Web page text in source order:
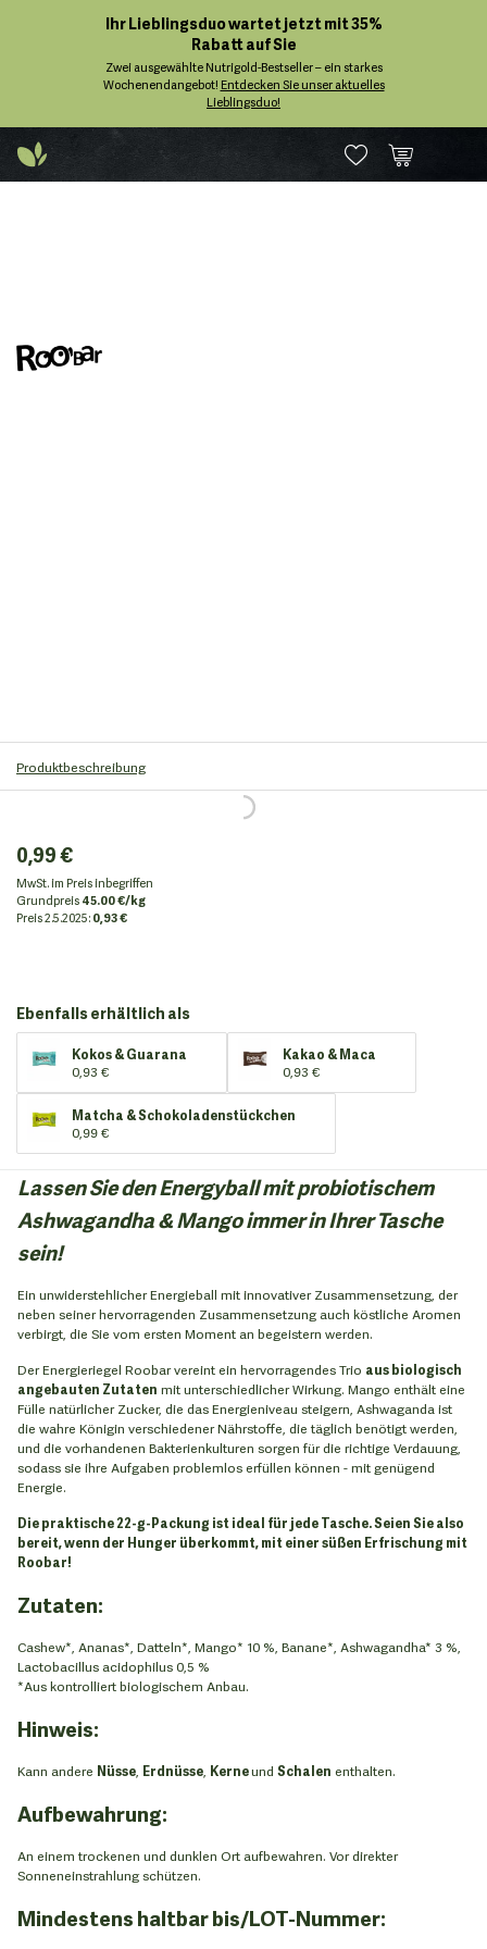
Ihr Lieblingsduo wartet jetzt mit 35%
Rabatt auf Sie
Zwei ausgewählte Nutrigold-Bestseller – ein starkes
Wochenendangebot! Entdecken Sie unser aktuelles
Lieblingsduo!
Produktbeschreibung
0,99 €
MwSt. im Preis inbegriffen
Grundpreis45.00 €/kg
Preis2.5.2025:0,93 €
Ebenfalls erhältlich als
Kokos & Guarana
0,93 €
Kakao & Maca
0,93 €
Matcha & Schokoladenstückchen
0,99 €
Lassen Sie den Energyball mit probiotischem
Ashwagandha & Mango immer in Ihrer Tasche
sein!
Ein unwiderstehlicher Energieball mit innovativer Zusammensetzung, der
neben seiner hervorragenden Zusammensetzung auch köstliche Aromen
verbirgt, die Sie vom ersten Moment an begeistern werden.
Der Energieriegel Roobar vereint ein hervorragendes Trio aus biologisch
angebauten Zutaten mit unterschiedlicher Wirkung. Mango enthält eine
Fülle natürlicher Zucker, die das Energieniveau steigern, Ashwaganda ist
die wahre Königin verschiedener Nährstoffe, die täglich benötigt werden,
und die vorhandenen Bakterienkulturen sorgen für die richtige Verdauung,
sodass sie ihre Aufgaben problemlos erfüllen können - mit genügend
Energie.
Die praktische 22-g-Packung ist ideal für jede Tasche. Seien Sie also
bereit, wenn der Hunger überkommt, mit einer süßen Erfrischung mit
Roobar!
Zutaten:
Cashew*, Ananas*, Datteln*, Mango* 10 %, Banane*, Ashwagandha* 3 %,
Lactobacillus acidophilus 0,5 %
*Aus kontrolliert biologischem Anbau.
Hinweis:
Kann andere Nüsse Erdnüsse Kerneund Schalen enthalten.
Aufbewahrung:
An einem trockenen und dunklen Ort aufbewahren. Vor direkter
Sonneneinstrahlung schützen.
Mindestens haltbar bis/LOT-Nummer: